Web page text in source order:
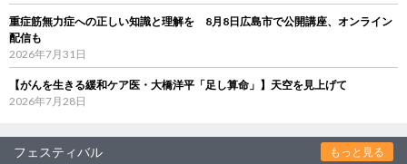
重症筋無力症への正しい知識と理解を 8月8日広島市で公開講座、オンライン
配信も
2026年7月31日
【がんを生きる緩和ケア医・大橋洋平「足し算命」】天空を見上げて
2026年7月28日
フェスティバル もっと見る